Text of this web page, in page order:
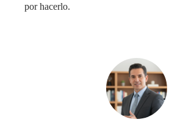
por hacerlo.